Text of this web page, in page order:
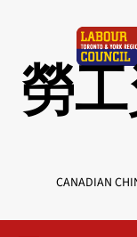
勞
CANADIAN